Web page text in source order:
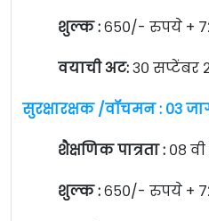
शुल्क :६५०/- रुपये +
वयाची अट:३० सप्टेंबर
सुरक्षारक्षक /वॉचमन : ०३
शैक्षणिक पात्रता : ०८ वी
शुल्क :६५०/- रुपये +